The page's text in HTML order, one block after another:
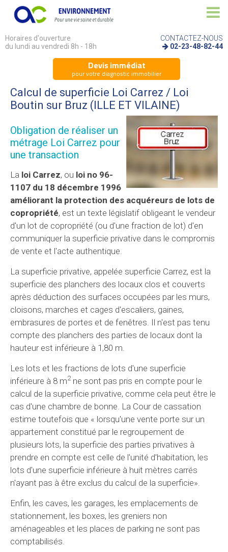
Horaires d'ouverture
du lundi au vendredi 8h - 18h
CONTACTEZ-NOUS
02-23-48-82-44
Devis immédiat
pour votre diagnostic immobilier
Calcul de superficie Loi Carrez / Loi
Boutin sur Bruz (ILLE ET VILAINE)
Obligation de réaliser un
métrage Loi Carrez pour
une transaction
La loi Carrez, ou loi no 96-
1107 du 18 décembre 1996
améliorant la protection des acquéreurs de lots de
copropriété, est un texte législatif obligeant le vendeur
d'un lot de copropriété (ou d'une fraction de lot) d'en
communiquer la superficie privative dans le compromis
de vente et l'acte authentique.
La superficie privative, appelée superficie Carrez, est la
superficie des planchers des locaux clos et couverts
après déduction des surfaces occupées par les murs,
cloisons, marches et cages d'escaliers, gaines,
embrasures de portes et de fenêtres. Il n'est pas tenu
compte des planchers des parties de locaux dont la
hauteur est inférieure à 1,80 m.
Les lots et les fractions de lots d'une superficie
inférieure à 8 m2ne sont pas pris en compte pour le
calcul de la superficie privative, comme cela peut être le
cas d'une chambre de bonne. La Cour de cassation
estime toutefois que « lorsqu'une vente porte sur un
appartement constitué par le regroupement de
plusieurs lots, la superficie des parties privatives à
prendre en compte est celle de l'unité d'habitation, les
lots d'une superficie inférieure à huit mètres carrés
n'ayant pas à être exclus du calcul de la superficie».
Enfin, les caves, les garages, les emplacements de
stationnement, les boxes, les greniers non
aménageables et les places de parking ne sont pas
comptabilisés.